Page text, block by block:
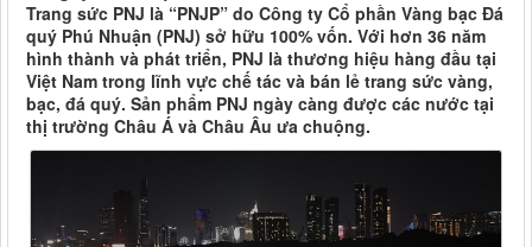
Trang sức PNJ là “PNJP” do Công ty Cổ phần Vàng bạc Đá
quý Phú Nhuận (PNJ) sở hữu 100% vốn. Với hơn 36 năm
hình thành và phát triển, PNJ là thương hiệu hàng đầu tại
Việt Nam trong lĩnh vực chế tác và bán lẻ trang sức vàng,
bạc, đá quý. Sản phẩm PNJ ngày càng được các nước tại
thị trường Châu Á và Châu Âu ưa chuộng.